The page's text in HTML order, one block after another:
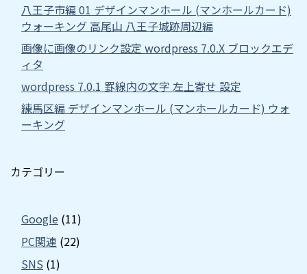
八王子市編 01 デザインマンホール (マンホールカード)
ウォーキング 高尾山 八王子城跡周辺編
画像に画像のリンク設定 wordpress 7.0.X ブロックエデ
ィタ
wordpress 7.0.1 罫線内の文字 左上寄せ 設定
練馬区編 デザインマンホール (マンホールカード) ウォ
ーキング
カテゴリー
Google (11)
PC関連 (22)
SNS (1)